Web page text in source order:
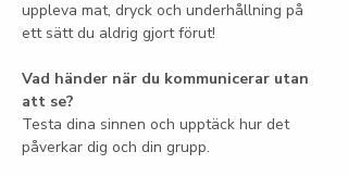
uppleva mat, dryck och underhållning på
ett sätt du aldrig gjort förut!
Vad händer när du kommunicerar utan
att se?
Testa dina sinnen och upptäck hur det
påverkar dig och din grupp.